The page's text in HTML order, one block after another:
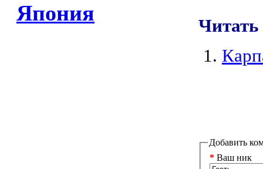
Япония
Добавить
* Ваш ник